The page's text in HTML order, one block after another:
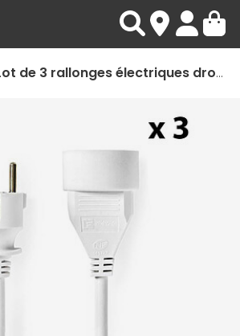
Nedis Lot de 3 rallonges électriques droites blanches - 3 m